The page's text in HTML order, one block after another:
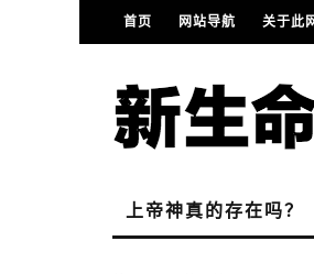
首页 网站导航 关于此
上帝神真的存在吗？